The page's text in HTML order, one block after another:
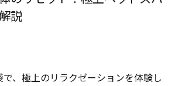
説
、極上のリラクゼーションを体験し